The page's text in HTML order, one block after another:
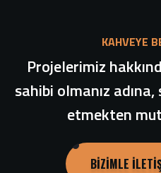
KAHVEYE
Projelerimiz
sahibi olmanız
etmekten
BIZIMLE